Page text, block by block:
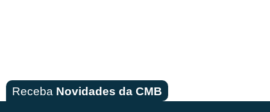
Receba Novidades da CMB